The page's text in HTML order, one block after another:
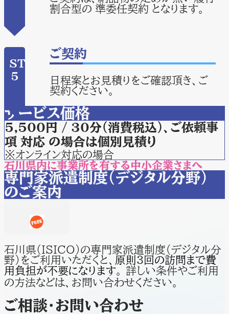
割合型の 準委任契約 となります。
STEP
5
ご契約
日程案とお見積りをご確認頂き、ご
契約ください。
サービス価格
5,500円 / 30分（消費税込）、ご依頼事
項 対応 の場合は個別見積り
※オンライン対応の場合
石川県内に事業所を有する中小企業さまへ
専門家派遣制度（デジタル分野）
のご案内
石川県(ISICO)の専門家派遣制度（デジタル分
野）をご利用いただくと、 原則3回の訪問まで費
用負担が不要になります。 詳しい条件やご利用
の方法などは、お問い合わせください。
ご相談・お問い合わせ